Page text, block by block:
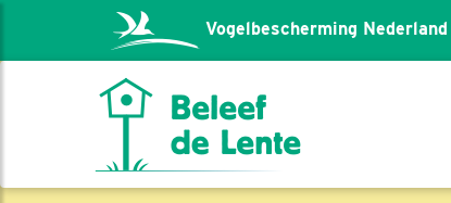
Vogelbescherming Nederland